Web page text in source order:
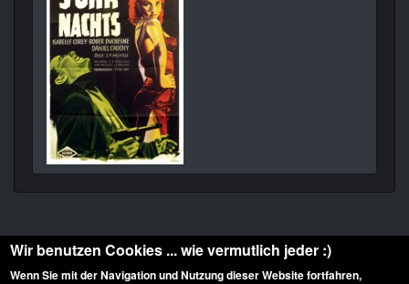
Wir benutzen Cookies ... wie vermutlich jeder :)
Wenn Sie mit der Navigation und Nutzung dieser Website fortfahren,